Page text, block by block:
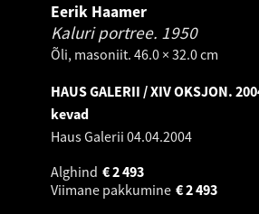
Eerik Haamer
Kaluri portree. 1950
Õli, masoniit. 46.0 × 32.0 cm
HAUS GALERII / XIV OKSJON.
kevad
Haus Galerii 04.04.2004
Alghind
2 493
€
Viimane pakkumine
2 493
€